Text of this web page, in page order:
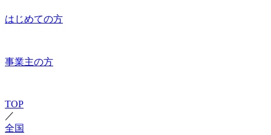
はじめての方
事業主の方
TOP
／
全国